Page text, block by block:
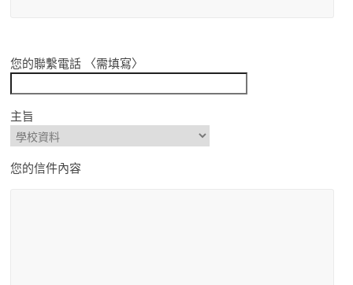
您的聯繫電話 〈需填寫〉
主旨
您的信件內容